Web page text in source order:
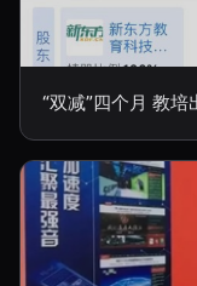
“双减”四个月 教